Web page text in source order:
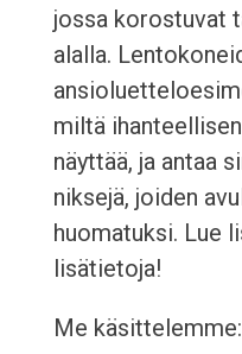
jossa korostuvat
alalla.
miltä
näyttää, ja antaa
niksejä, joiden
huomatuksi. Lue
lisätietoja!
Me käsittelemme: